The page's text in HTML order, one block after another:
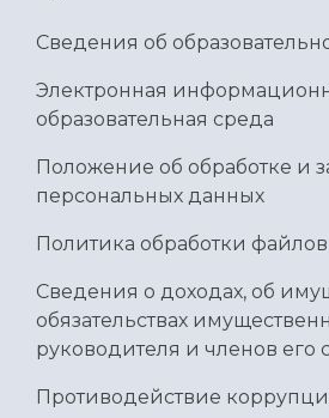
Сведения об
Электронная
образовательная среда
Положение об обработке и
персональных данных
Политика обработки файлов
Сведения о доходах, об
обязательствах
руководителя и членов его
Противодействие